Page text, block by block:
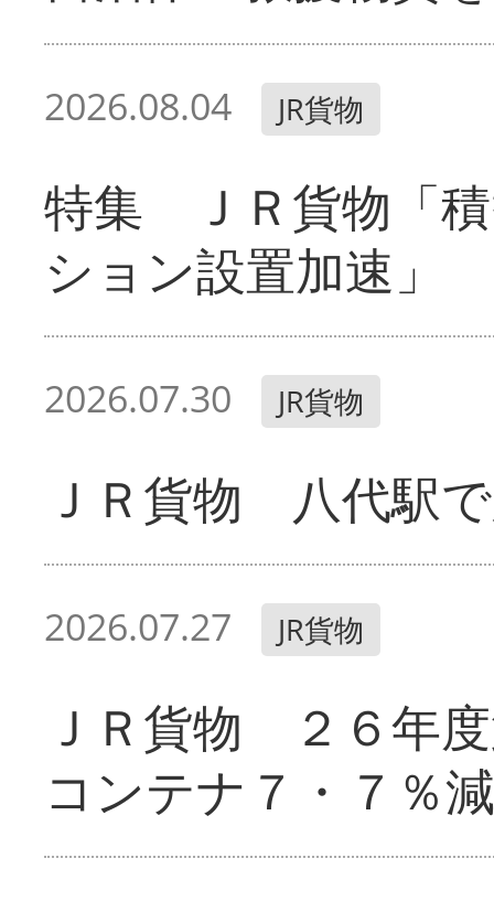
2026.08.04 JR貨物
特集 ＪＲ貨物「
ション設置加速」
2026.07.30 JR貨物
ＪＲ貨物 八代駅
2026.07.27 JR貨物
ＪＲ貨物 ２６年
コンテナ７・７％減